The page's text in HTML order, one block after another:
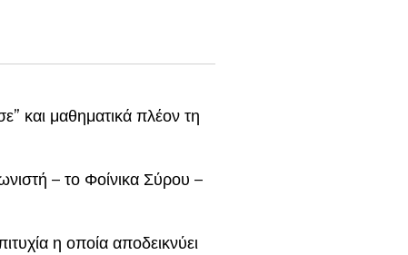
και μαθηματικά πλέον τη
– το Φοίνικα Σύρου –
η οποία αποδεικνύει